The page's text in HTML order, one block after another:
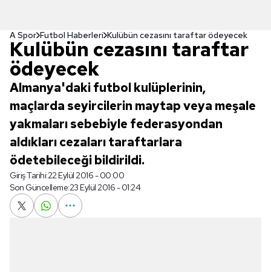
A Spor Futbol Haberleri Kulübün cezasını taraftar ödeyecek
Kulübün cezasını taraftar
ödeyecek
Almanya'daki futbol kulüplerinin,
maçlarda seyircilerin maytap veya meşale
yakmaları sebebiyle federasyondan
aldıkları cezaları taraftarlara
ödetebileceği bildirildi.
Giriş Tarihi:22 Eylül 2016 - 00:00
Son Güncelleme:23 Eylül 2016 - 01:24